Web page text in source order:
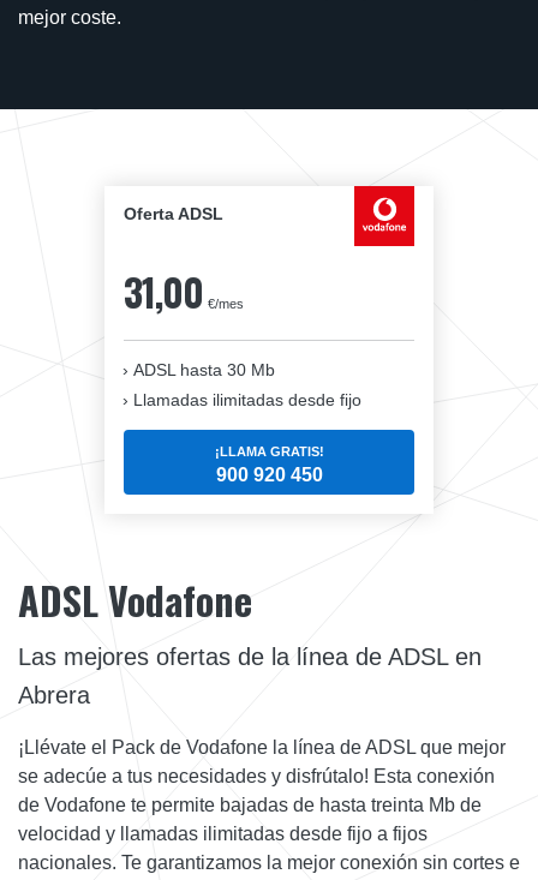
mejor coste.
Oferta ADSL
31,00 €/mes
ADSL hasta 30 Mb
Llamadas ilimitadas desde fijo
¡LLAMA GRATIS!
900 920 450
ADSL Vodafone
Las mejores ofertas de la línea de ADSL en
Abrera
¡Llévate el Pack de Vodafone la línea de ADSL que mejor
se adecúe a tus necesidades y disfrútalo! Esta conexión
de Vodafone te permite bajadas de hasta treinta Mb de
velocidad y llamadas ilimitadas desde fijo a fijos
nacionales. Te garantizamos la mejor conexión sin cortes e